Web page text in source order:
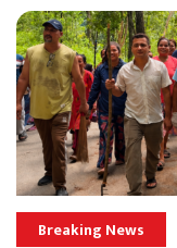
Breaking News